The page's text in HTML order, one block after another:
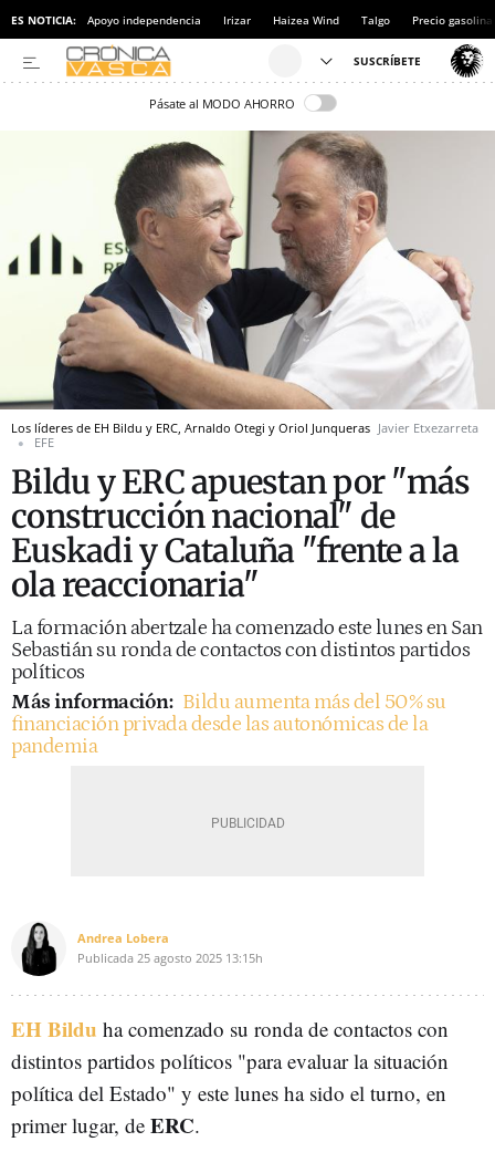
ES NOTICIA: Apoyo independencia Irizar Haizea Wind Talgo Precio gasolina
Pásate al MODO AHORRO
Los líderes de EH Bildu y ERC, Arnaldo Otegi y Oriol Junqueras Javier Etxezarreta
EFE
Bildu y ERC apuestan por "más
construcción nacional" de
Euskadi y Cataluña "frente a la
ola reaccionaria"
La formación abertzale ha comenzado este lunes en San
Sebastián su ronda de contactos con distintos partidos
políticos
Más información: Bildu aumenta más del 50% su
financiación privada desde las autonómicas de la
pandemia
Andrea Lobera
Publicada 25 agosto 2025 13:15h
EH Bildu ha comenzado su ronda de contactos con
distintos partidos políticos "para evaluar la situación
política del Estado" y este lunes ha sido el turno, en
primer lugar, de ERC.